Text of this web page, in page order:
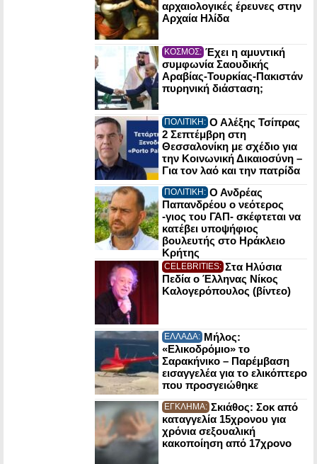
αρχαιολογικές έρευνες στην
Αρχαία Ηλίδα
ΚΟΣΜΟΣ: Έχει η αμυντική
συμφωνία Σαουδικής
Αραβίας-Τουρκίας-Πακιστάν
πυρηνική διάσταση;
ΠΟΛΙΤΙΚΗ: Ο Αλέξης Τσίπρας
2 Σεπτέμβρη στη
Θεσσαλονίκη με σχέδιο για
την Κοινωνική Δικαιοσύνη –
Για τον λαό και την πατρίδα
ΠΟΛΙΤΙΚΗ: Ο Ανδρέας
Παπανδρέου ο νεότερος
-γιος του ΓΑΠ- σκέφτεται να
κατέβει υποψήφιος
βουλευτής στο Ηράκλειο
Κρήτης
CELEBRITIES: Στα Ηλύσια
Πεδία ο Έλληνας Νίκος
Καλογερόπουλος (βίντεο)
ΕΛΛΑΔΑ: Μήλος:
«Ελικοδρόμιο» το
Σαρακήνικο – Παρέμβαση
εισαγγελέα για το ελικόπτερο
που προσγειώθηκε
ΕΓΚΛΗΜΑ: Σκιάθος: Σοκ από
καταγγελία 15χρονου για
χρόνια σεξουαλική
κακοποίηση από 17χρονο